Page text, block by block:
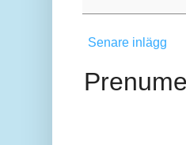
Senare inlägg